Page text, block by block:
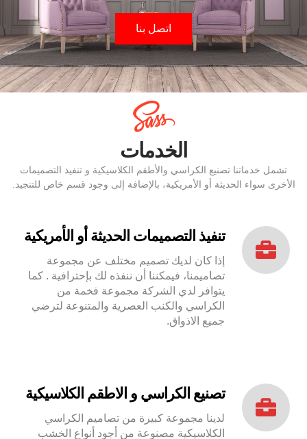
اتصل بنا
الخدمات
تشمل خدماتنا تصنيع الكراسي والأطقم الكلاسيكية و تنفيذ التصميمات
سواء الحديثة أو الأمريكية، بالإضافة إلى وجود قسم خاص للتنجيد.
تنفيذ التصميمات الحديثة أو الأمريكية
إذا كان لديك تصميم مختلف عن مجموعة
تصاميمنا، فيمكننا أن ننفذه لك بإحترافية . كما
يتوافر لدي الشركة مجموعة فخمة من
الكراسي والكنب العصرية والمتنوعة لترضي
جميع الاذواق.
تصنيع الكراسي و الاطقم الكلاسيكية
لدينا مجموعة كبيرة من تصاميم الكراسي
الكلاسيكية مصنوعة من أجود أنواع الخشب